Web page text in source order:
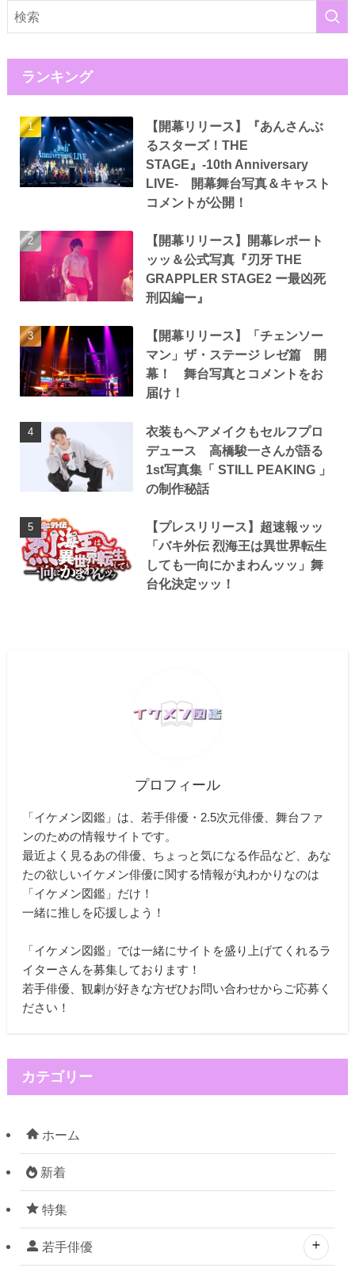
ランキング
【開幕リリース】『あんさんぶ
るスターズ！THE
STAGE』-10th Anniversary
LIVE- 開幕舞台写真＆キャスト
コメントが公開！
【開幕リリース】開幕レポート
ッッ＆公式写真『刃牙 THE
GRAPPLER STAGE2 ー最凶死
刑囚編ー』
【開幕リリース】「チェンソー
マン」ザ・ステージ レゼ篇 開
幕！ 舞台写真とコメントをお
届け！
衣装もヘアメイクもセルフプロ
デュース 高橋駿一さんが語る
1st写真集「 STILL PEAKING 」
の制作秘話
【プレスリリース】超速報ッッ
「バキ外伝 烈海王は異世界転生
しても一向にかまわんッッ」舞
台化決定ッッ！
プロフィール
「イケメン図鑑」は、若手俳優・2.5次元俳優、舞台ファ
ンのための情報サイトです。
最近よく見るあの俳優、ちょっと気になる作品など、あな
たの欲しいイケメン俳優に関する情報が丸わかりなのは
「イケメン図鑑」だけ！
一緒に推しを応援しよう！
「イケメン図鑑」では一緒にサイトを盛り上げてくれるラ
イターさんを募集しております！
若手俳優、観劇が好きな方ぜひお問い合わせからご応募く
ださい！
カテゴリー
ホーム
新着
特集
若手俳優